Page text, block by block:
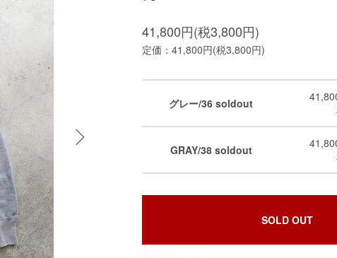
41,800円(税3,800円)
定価：41,800円(税3,800円)
グレー/36 soldout
GRAY/38 soldout
SOLD OUT